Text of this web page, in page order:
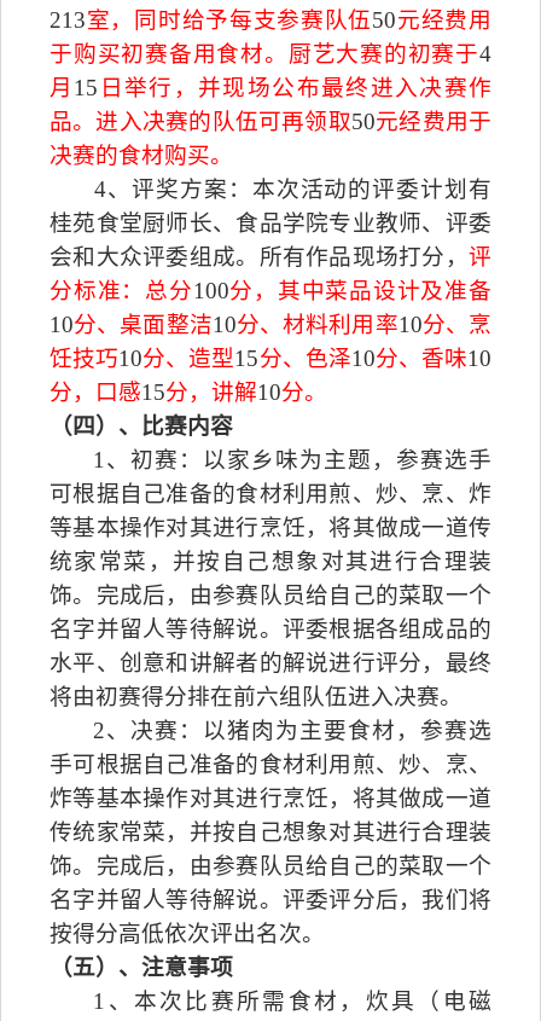
213室，同时给予每支参赛队伍50元经费用
于购买初赛备用食材。厨艺大赛的初赛于4
月 15 日举行，并现场公布最终进入决赛作
品。进入决赛的队伍可再领取50元经费用于
决赛的食材购买。
4、评奖方案：本次活动的评委计划有
桂苑食堂厨师长、食品学院专业教师、评委
会和大众评委组成。所有作品现场打分， 评
分标准：总分100分，其中菜品设计及准备
10分、桌面整洁10分、材料利用率10分、烹
饪技巧10分、造型15分、色泽10分、香味10
分，口感15分，讲解10分。
（四）、比赛内容
1 、初赛：以家乡味为主题，参赛选手
可根据自己准备的食材利用煎、炒、烹、炸
等基本操作对其进行烹饪，将其做成一道传
统家常菜，并按自己想象对其进行合理装
饰。完成后，由参赛队员给自己的菜取一个
名字并留人等待解说。评委根据各组成品的
水平、创意和讲解者的解说进行评分，最终
将由初赛得分排在前六组队伍进入决赛。
2、决赛：以猪肉为主要食材，参赛选
手可根据自己准备的食材利用煎、炒、烹、
炸等基本操作对其进行烹饪，将其做成一道
传统家常菜，并按自己想象对其进行合理装
饰。完成后，由参赛队员给自己的菜取一个
名字并留人等待解说。评委评分后，我们将
按得分高低依次评出名次。
（五）、注意事项
1 、本次比赛所需食材，炊具（电磁